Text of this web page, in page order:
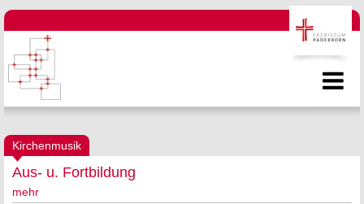
Kirchenmusik
Aus- u. Fortbildung
mehr